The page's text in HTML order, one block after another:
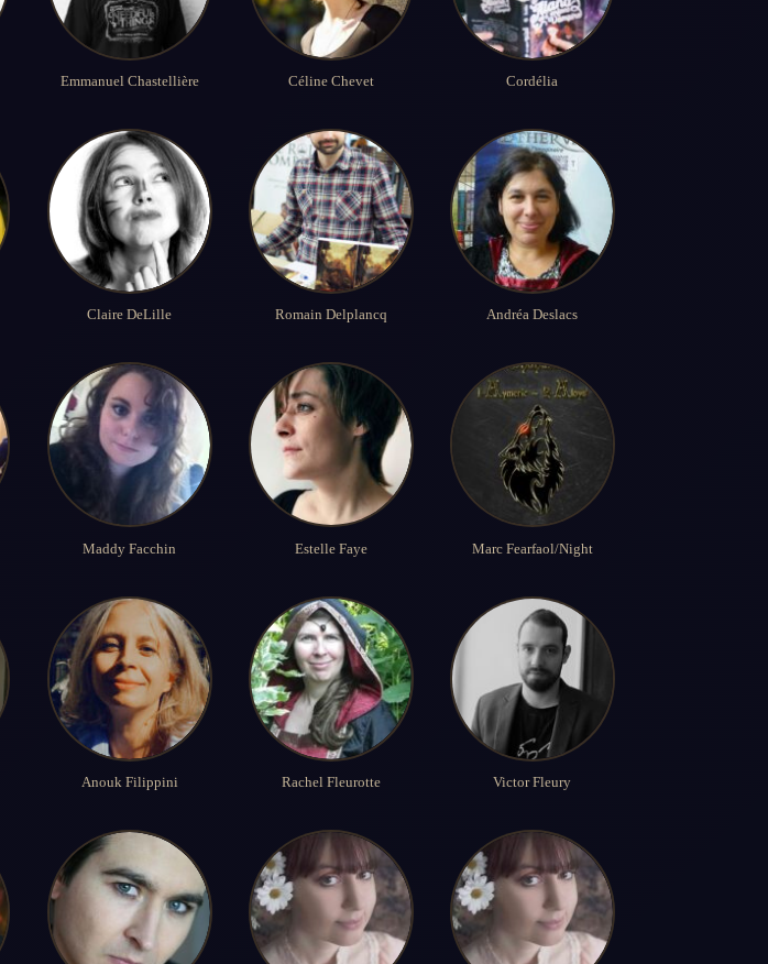
Emmanuel Chastellière Céline Chevet Cordélia
Claire DeLille Romain Delplancq Andréa Deslacs
Maddy Facchin Estelle Faye Marc Fearfaol/Night
Anouk Filippini Rachel Fleurotte Victor Fleury